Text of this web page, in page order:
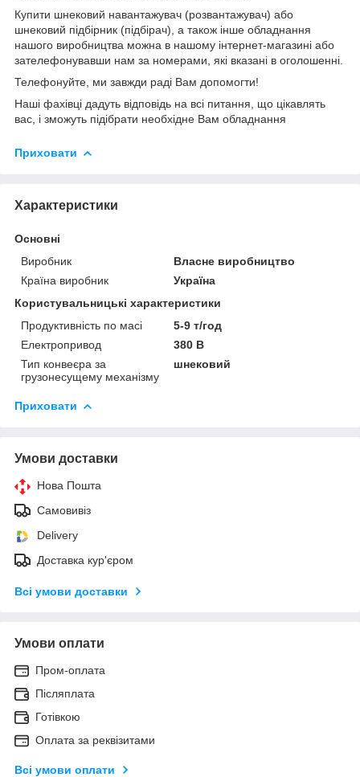
Купити шнековий навантажувач (розвантажувач) або
шнековий підбірник (підбірач), а також інше обладнання
нашого виробництва можна в нашому інтернет-магазині або
зателефонувавши нам за номерами, які вказані в оголошенні.
Телефонуйте, ми завжди раді Вам допомогти!
Наші фахівці дадуть відповідь на всі питання, що цікавлять
вас, і зможуть підібрати необхідне Вам обладнання
Приховати
Характеристики
Основні
Виробник
Власне виробництво
Країна виробник
Україна
Користувальницькі характеристики
Продуктивність по масі
5-9 т/год
Електропривод
380 В
Тип конвеєра за
грузонесущему механізму
шнековий
Приховати
Умови доставки
Нова Пошта
Самовивіз
Delivery
Доставка кур'єром
Всі умови доставки
Умови оплати
Пром-оплата
Післяплата
Готівкою
Оплата за реквізитами
Всі умови оплати